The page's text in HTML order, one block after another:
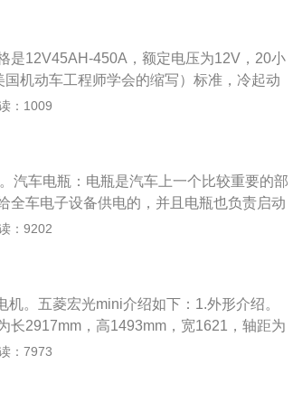
为市区的照明条件一般都比较好。如果远
来的车和周围行人的眼睛，影响别人的视
。但夜间交替开启和关闭远光灯可以代替
但是当对面有车需要满足时，为了安全和
夜间低速行驶时使用远光灯也会增加车辆
济。远光灯可以提高视线，拓宽观察视野。
后的可视范围比只开近光灯时要大得多。因
常必要的。
储物空间，日常的使用简直是绰绰有余，在
是以简洁大方设计理念。2、动力特点：动
配备的是6档的手动变速箱，全系满足国六
，最大扭矩达140牛米，最大马力为99匹，
，对于1.5L的汽车来说，算是比较实惠的
养了。蓄电池车内电器相连，如果长期不
车载电器的连接，防止蓄电池持续亏电，最
也应该注意，要先拔下蓄电池的负极电极，
否有明显的渗漏与变形现象，如果有，要
液位，是否需要补充，如果需要补充，应
水及自来水。3、在发动引擎时，也要注
再次启动的间隔时间不应短于15秒。如果
否老化异常。4、如果需要搭电补充电
是12V45AH-450A，额定电压为12V，20小
机动车工程师学会的缩写）标准，冷起动
充放电次数的增加，电瓶的性能会下降，会
距为2720mm，最高车速每小时120km，符
搭载了1.2L自然吸气发动机，最大功率56k
分钟3000到4000转。电瓶作为汽车中不太
的保养，养护电瓶的方法：1、熄火状态
、避免不间断启动车辆。3、不在熄火状态
：1009
汽车电瓶：电瓶是汽车上一个比较重要的部
全车电子设备供电的，并且电瓶也负责启动
给全车电子设备供电，并且发电机也会给
瓶是可以使用四年的。在进入冬季之前，
换，在没有启动发动机时，不要长时间坐
降低电瓶的使用寿命。如果长时间不用车，
：9202
。五菱宏光mini介绍如下：1.外形介绍。
长2917mm，高1493mm，宽1621，轴距为
。2.轮胎方面。采用的是玲珑的轮胎。尺寸
的电机功率为20千瓦，相当于27马力，最大
：7973